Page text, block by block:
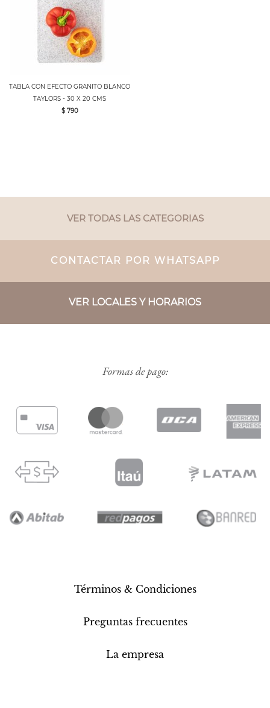
TABLA CON EFECTO GRANITO BLANCO
TAYLORS - 30 X 20 CMS
$ 790
VER TODAS LAS CATEGORIAS
CONTACTAR POR WHATSAPP
VER LOCALES Y HORARIOS
Formas de pago:
Términos & Condiciones
Preguntas frecuentes
La empresa